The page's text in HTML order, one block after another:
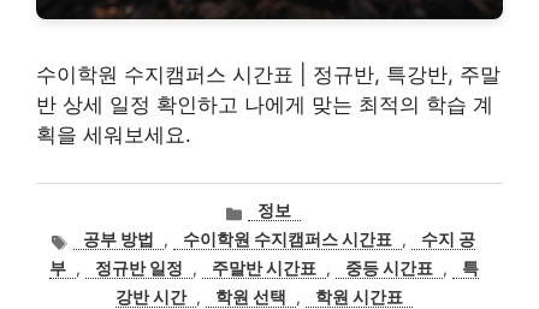
수이학원 수지캠퍼스 시간표 | 정규반, 특강반, 주말
반 상세 일정 확인하고 나에게 맞는 최적의 학습 계
획을 세워보세요.
카
테
고
리
정보
태공부 방법 , 수이학원 수지캠퍼스 시간표 ,
수지 공
부 , 정규반 일정 , 주말반 시간표 , 중등 시간표 ,
특
강반 시간 , 학원 선택 , 학원 시간표